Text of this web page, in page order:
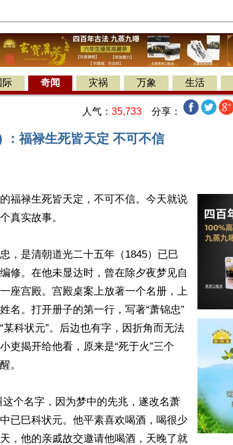
际 奇闻 灾祸 万象 生活
人气： 35,733 分享：
：福禄生死皆天定 不可不信
的福禄生死皆天定，不可不信。今天就说
真实故事。
，是清朝道光二十五年（1845）已巳
修。在他未显达时，曾在除夕夜梦见自
座宫殿。宫殿桌案上放著一个名册，上
名。打开册子的第一行，写著“萧锦忠”
某科状元”。后边也有字，因折角而无法
吏揭开给他看，原来是“死于火”三个
。
已巳科状元。他平素喜欢喝酒，喝很少
，他的亲戚故交邀请他喝酒，天晚了就